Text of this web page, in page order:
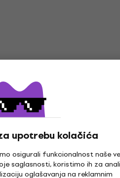
upotrebu kolačića
osigurali funkcionalnost naše
saglasnosti, koristimo ih za
oglašavanja na reklamnim
Količinski popust
Soundking DG006